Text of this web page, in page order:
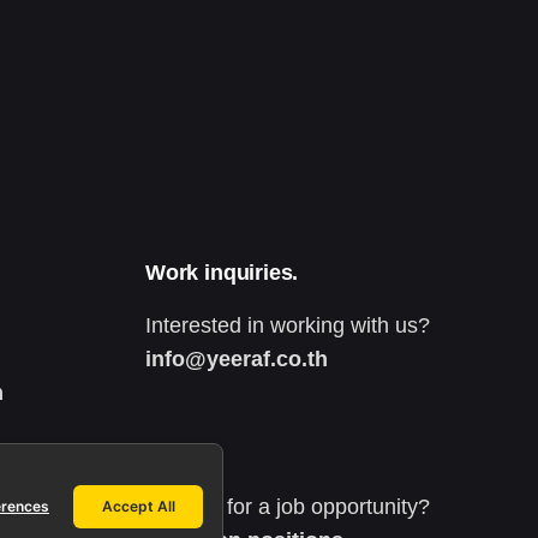
Work inquiries.
Interested in working with us?
info@yeeraf.co.th
Looking for a job opportunity?
Accept All